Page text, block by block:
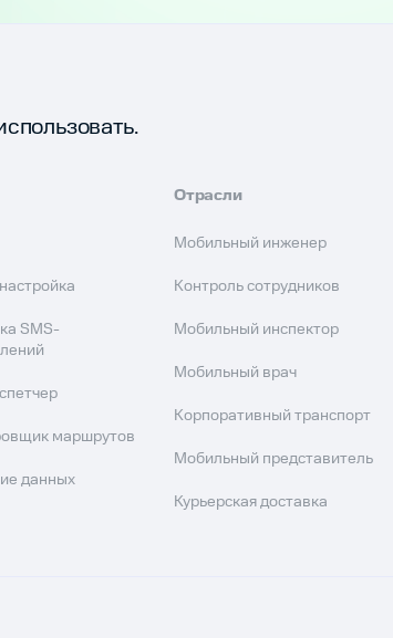
SMS-
маршрутов
данных
Отрасли
Мобильный инженер
Контроль сотрудников
Мобильный инспектор
Мобильный врач
Корпоративный транспорт
Мобильный представитель
Курьерская доставка